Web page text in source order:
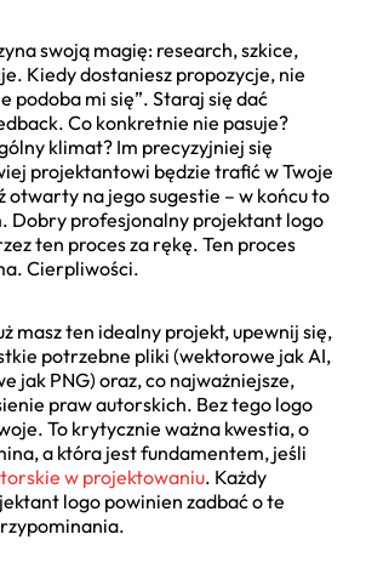
swoją magię: research, szkice,
Kiedy dostaniesz propozycje, nie
podoba mi się”. Staraj się dać
Co konkretnie nie pasuje?
klimat? Im precyzyjniej się
projektantowi będzie trafić w Twoje
otwarty na jego sugestie – w końcu to
Dobry profesjonalny projektant logo
ten proces za rękę. Ten proces
Cierpliwości.
masz ten idealny projekt, upewnij się,
potrzebne pliki (wektorowe jak AI,
jak PNG) oraz, co najważniejsze,
praw autorskich. Bez tego logo
To krytycznie ważna kwestia, o
a która jest fundamentem, jeśli
w projektowaniu. Każdy
logo powinien zadbać o te